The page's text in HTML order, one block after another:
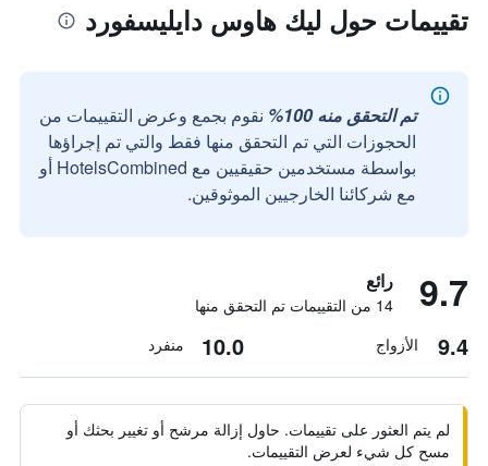
تقييمات حول ليك هاوس دايليسفورد
تم التحقق منه 100%
نقوم بجمع وعرض التقييمات من
الحجوزات التي تم التحقق منها فقط والتي تم إجراؤها
بواسطة مستخدمين حقيقيين مع HotelsCombined أو
مع شركائنا الخارجيين الموثوقين.
9.7 رائع
14 من التقييمات تم التحقق منها
9.4 الأزواج 10.0 منفرد
لم يتم العثور على تقييمات. حاول إزالة مرشح أو تغيير بحثك أو
مسح كل شيء لعرض التقييمات.